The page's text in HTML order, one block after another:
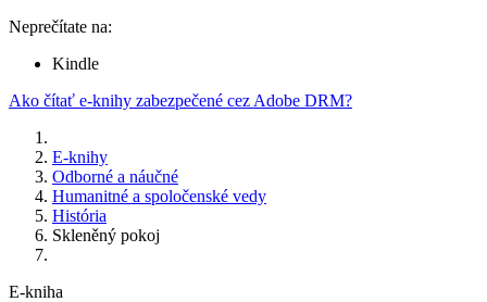
Neprečítate na:
Kindle
Ako čítať e-knihy zabezpečené cez Adobe DRM?
E-knihy
Odborné a náučné
Humanitné a spoločenské vedy
História
Skleněný pokoj
E-kniha